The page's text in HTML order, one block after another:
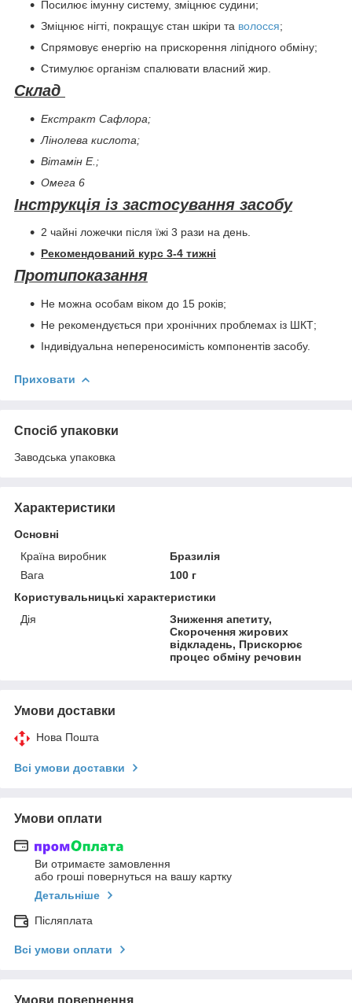
Посилює імунну систему, зміцнює судини;
Зміцнює нігті, покращує стан шкіри та волосся;
Спрямовує енергію на прискорення ліпідного обміну;
Стимулює організм спалювати власний жир.
Склад
Екстракт Сафлора;
Лінолева кислота;
Вітамін E.;
Омега 6
Інструкція із застосування засобу
2 чайні ложечки після їжі 3 рази на день.
Рекомендований курс 3-4 тижні
Протипоказання
Не можна особам віком до 15 років;
Не рекомендується при хронічних проблемах із ШКТ;
Індивідуальна непереносимість компонентів засобу.
Приховати
Спосіб упаковки
Заводська упаковка
Характеристики
Основні
Країна виробник
Бразилія
Вага
100 г
Користувальницькі характеристики
Дія
Зниження апетиту,
Скорочення жирових
відкладень, Прискорює
процес обміну речовин
Умови доставки
Нова Пошта
Всі умови доставки
Умови оплати
Ви отримаєте замовлення
або гроші повернуться на вашу картку
Детальніше
Післяплата
Всі умови оплати